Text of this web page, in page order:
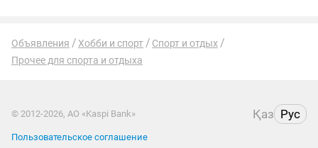
Объявления Хобби и спорт
Спорт и отдых
Прочее для спорта и отдыха
© 2012-2026, АО «Kaspi Bank» Қаз Рус
Пользовательское соглашение